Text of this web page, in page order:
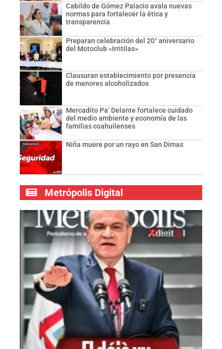
Cabildo de Gómez Palacio avala nuevas
normas para fortalecer la ética y
transparencia
Preparan celebración del 20° aniversario
del Motoclub «Irritilas»
Clausuran establecimiento por presencia
de menores alcoholizados
Mercadito Pa’ Delante fortalece cuidado
del medio ambiente y economía de las
familias coahuilenses
Niña muere por un rayo en San Dimas
Metrópolis Digital